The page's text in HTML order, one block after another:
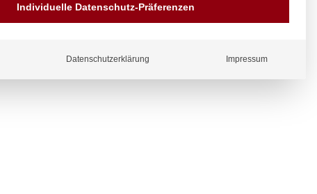
Vorrauskasse Paypal,
Kreditkarte, Direkt
Individuelle Datenschutz-Präferenzen
Datenschutzerklärung Impressum